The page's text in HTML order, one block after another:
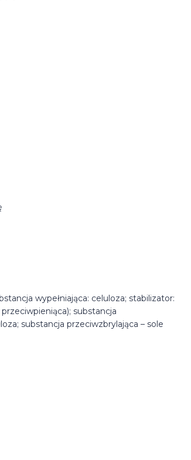
wypełniająca: celuloza; stabilizator:
substancja
substancja przeciwzbrylająca – sole